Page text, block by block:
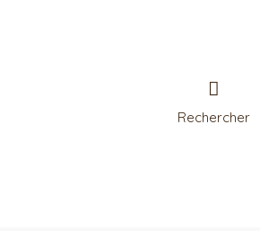
Rechercher